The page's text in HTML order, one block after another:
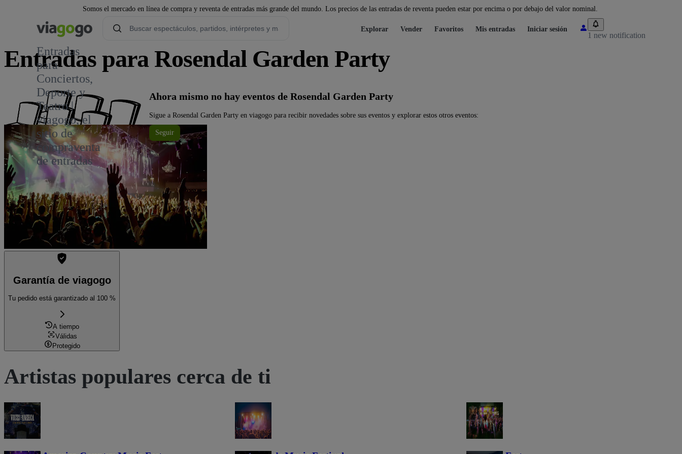
Somos el mercado en línea de compra y reventa de entradas más grande del mundo. Los precios de las entradas de reventa pueden estar por encima o por debajo del valor nominal.
Entradas
para
Conciertos,
Deporte y
Teatro |
viagogo, el
sitio de
compraventa
de entradas
Explorar Vender Favoritos Mis entradas Iniciar sesión
1 new notification
Entradas para Rosendal Garden Party
Ahora mismo no hay eventos de Rosendal Garden Party
Sigue a Rosendal Garden Party en viagogo para recibir novedades sobre sus eventos y explorar estos otros eventos:
Seguir
Garantía de viagogo
Tu pedido está garantizado al 100 %
A tiempo
Válidas
Protegido
Artistas populares cerca de ti